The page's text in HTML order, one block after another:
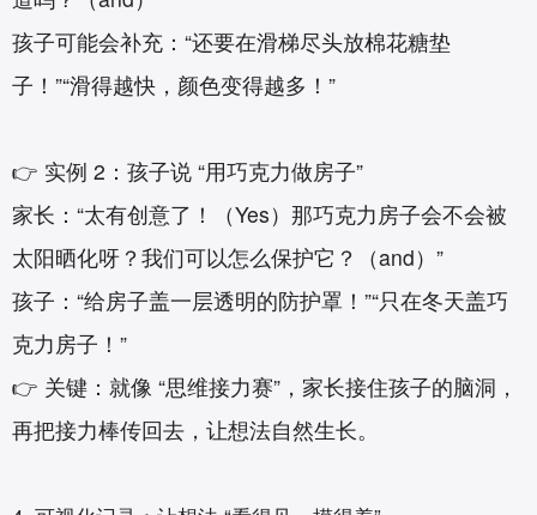
孩子可能会补充：“还要在滑梯尽头放棉花糖垫
子！”“滑得越快，颜色变得越多！”
👉 实例 2：孩子说 “用巧克力做房子”
家长：“太有创意了！（Yes）那巧克力房子会不会被
太阳晒化呀？我们可以怎么保护它？（and）”
孩子：“给房子盖一层透明的防护罩！”“只在冬天盖巧
克力房子！”
👉 关键：就像 “思维接力赛”，家长接住孩子的脑洞，
再把接力棒传回去，让想法自然生长。